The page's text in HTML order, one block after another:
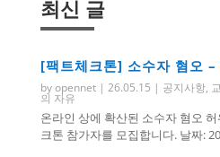
최신 글
[팩트체크톤] 소수자 혐오 –
byopennet| 26.05.15 | 공지사항,
의 자유
온라인 상에 확산된 소수자 혐오
크톤 참가자를 모집합니다. 날짜: